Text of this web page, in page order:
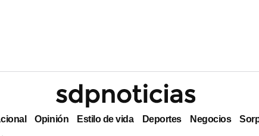
Opinión Estilo de vida Deportes Negocios